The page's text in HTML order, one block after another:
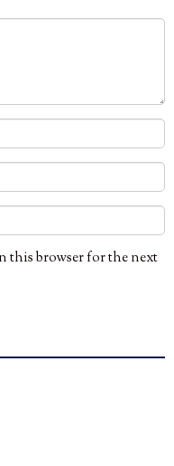
this browser for the next